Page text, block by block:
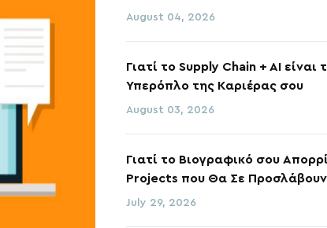
August 04, 2026
Γιατί το Supply Chain + AI είναι
Υπερόπλο της Καριέρας σου
August 03, 2026
Γιατί το Βιογραφικό σου
Projects που Θα Σε
July 29, 2026